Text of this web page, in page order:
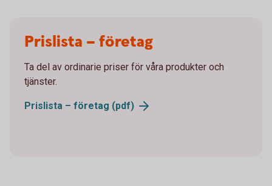
Prislista – företag
Ta del av ordinarie priser för våra produkter och
tjänster.
Prislista – företag (pdf)